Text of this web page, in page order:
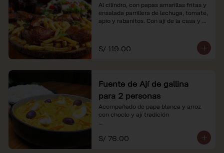
Al cilindro, con papas amarillas fritas y
ensalada parrillera de lechuga, tomate,
apio y rabanitos. Con ají de la casa y
*Nuestros precios están expresados en
soles e incluyen impuestos de ley y
S/ 119.00
Fuente de Ají de gallina
para 2 personas
Acompañado de papa blanca y arroz
con choclo y ají tradición
*Nuestros precios están expresados en
soles e incluyen impuestos de ley y
S/ 76.00